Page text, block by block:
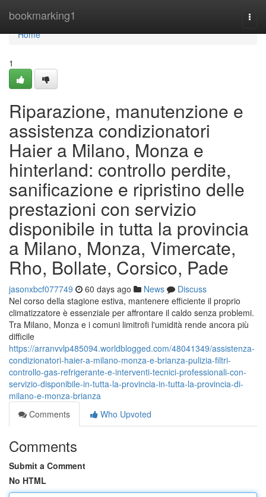
bookmarking1
Home
Home
1
Riparazione, manutenzione e
assistenza condizionatori
Haier a Milano, Monza e
hinterland: controllo perdite,
sanificazione e ripristino delle
prestazioni con servizio
disponibile in tutta la provincia
a Milano, Monza, Vimercate,
Rho, Bollate, Corsico, Pade
jasonxbcf077749 60 days ago News
Discuss
Nel corso della stagione estiva, mantenere efficiente il proprio
climatizzatore è essenziale per affrontare il caldo senza problemi.
Tra Milano, Monza e i comuni limitrofi l'umidità rende ancora più
difficile
https://arranvvlp485094.worldblogged.com/48041349/assistenza-
condizionatori-haier-a-milano-monza-e-brianza-pulizia-filtri-
controllo-gas-refrigerante-e-interventi-tecnici-professionali-con-
servizio-disponibile-in-tutta-la-provincia-in-tutta-la-provincia-di-
milano-e-monza-brianza
Comments
Who Upvoted
Comments
Submit a Comment
No HTML